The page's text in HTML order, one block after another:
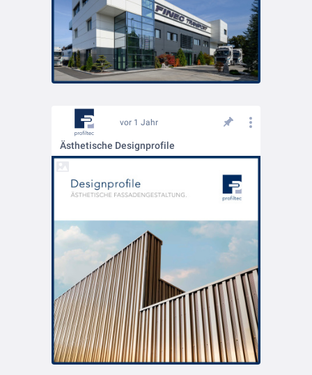
vor 1 Jahr
Ästhetische Designprofile